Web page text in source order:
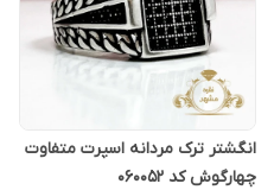
انگشتر ترک مردانه اسپرت متفاوت
چهارگوش کد 060052